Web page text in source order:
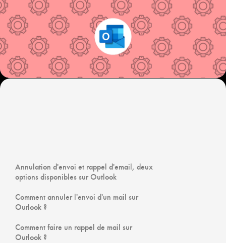
Annulation d'envoi et rappel d'email, deux
options disponibles sur Outlook
Comment annuler l'envoi d'un mail sur
Outlook ?
Comment faire un rappel de mail sur
Outlook ?